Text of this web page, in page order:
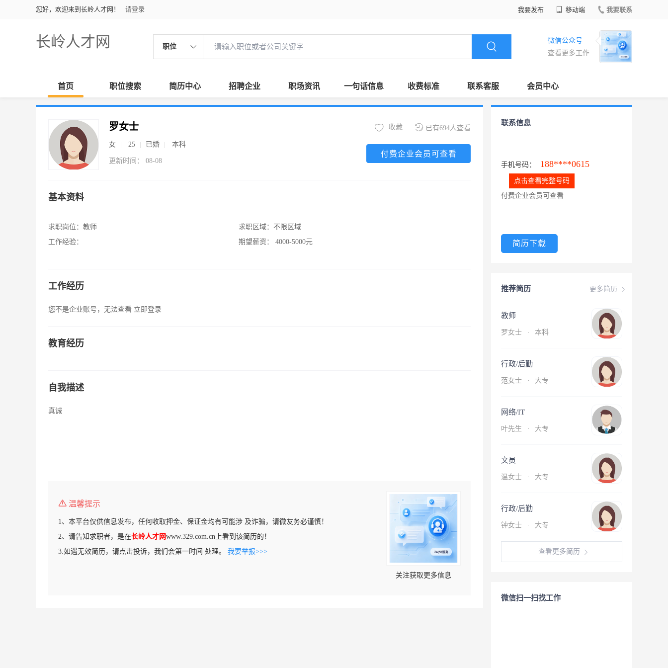
您好，欢迎来到长岭人才网！ 请登录 我要发布 移动端 我要联系
长岭人才网 职位
微信公众号
查看更多工作
首页 职位搜索 简历中心 招聘企业 职场资讯 一句话信息 收费标准 联系客服 会员中心
罗女士
女 25 已婚 本科
更新时间： 08-08
已有694人查看
收藏
付费企业会员可查看
基本资料
求职岗位： 教师
工作经验：
求职区域： 不限区域
期望薪资：
4000-5000元
工作经历
您不是企业账号，无法查看 立即登录
教育经历
自我描述
真诚
温馨提示
1、本平台仅供信息发布，任何收取押金、保证金均有可能涉 及诈骗，请微友务必谨慎！
2、请告知求职者，是在长岭人才网www.329.com.cn上看到该简历的！
3.如遇无效简历，请点击投诉，我们会第一时间 处理。 我要举报>>>
关注获取更多信息
联系信息
手机号码： 188****0615
点击查看完整号码
付费企业会员可查看
简历下载
更多简历
推荐简历
教师
罗女士 · 本科
行政/后勤
范女士 · 大专
网络/IT
叶先生 · 大专
文员
温女士 · 大专
行政/后勤
钟女士 · 大专
查看更多简历
微信扫一扫找工作